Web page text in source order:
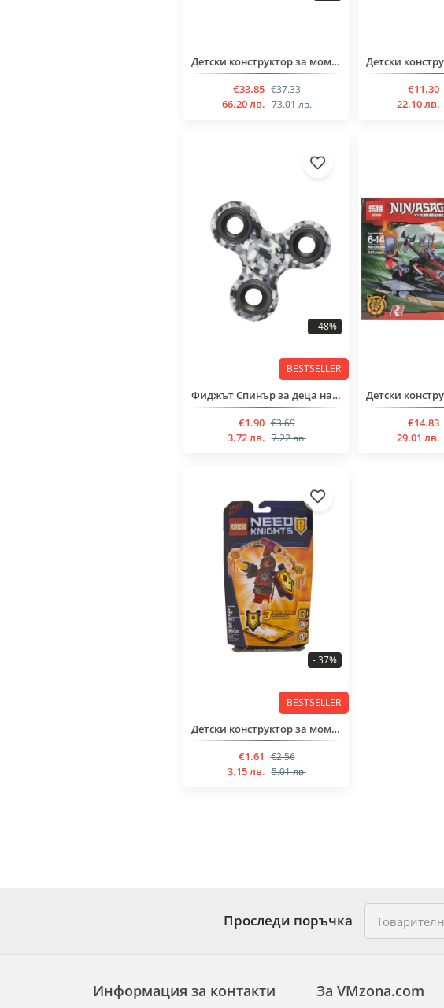
Детски конструктор за момчета над 6 години от 480 части
€33.85 €37.33
66.20 лв. 73.01 лв.
€11.30
22.10 лв.
BESTSELLER
Фиджът Спинър за деца над 6 годинки
€1.90 €3.69
- 48%
3.72 лв. 7.22 лв.
€14.83
29.01 лв.
BESTSELLER
Детски конструктор за момченца над 6 годинки от 38 части
€1.61 €2.56
- 37%
3.15 лв. 5.01 лв.
Проследи поръчка
Информация за контакти За VMzona.com